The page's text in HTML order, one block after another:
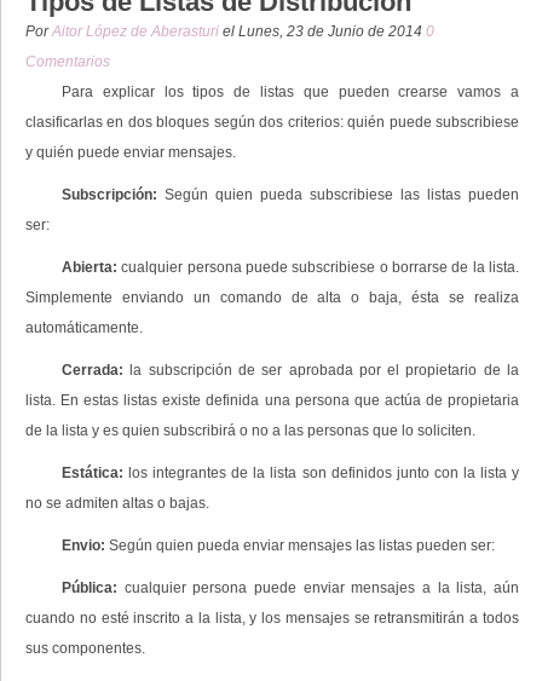
PorAitor López de Aberasturi el Lunes, 23 de Junio de 2014 0
Comentarios
Para explicar los tipos de listas que pueden crearse vamos a
clasificarlas en dos bloques según dos criterios: quién puede subscribiese
y quién puede enviar mensajes.
Subscripción: Según quien pueda subscribiese las listas pueden
ser:
Abierta: cualquier persona puede subscribiese o borrarse de la lista.
Simplemente enviando un comando de alta o baja, ésta se realiza
automáticamente.
Cerrada: la subscripción de ser aprobada por el propietario de la
lista. En estas listas existe definida una persona que actúa de propietaria
de la lista y es quien subscribirá o no a las personas que lo soliciten.
Estática: los integrantes de la lista son definidos junto con la lista y
no se admiten altas o bajas.
Envio: Según quien pueda enviar mensajes las listas pueden ser:
Pública: cualquier persona puede enviar mensajes a la lista, aún
cuando no esté inscrito a la lista, y los mensajes se retransmitirán a todos
sus componentes.